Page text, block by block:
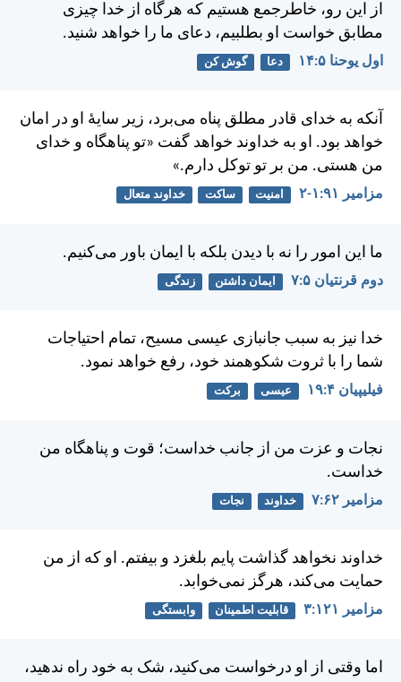
از این رو، خاطرجمع هستيم كه هرگاه از خدا چيزی
مطابق خواست او بطلبيم، دعای ما را خواهد شنيد.
اول يوحنا ۵:‏۱۴ دعا گوش کن
آنكه به خدای قادر مطلق پناه می‌برد، زير سايهٔ او در امان
خواهد بود. او به خداوند خواهد گفت «تو پناهگاه و خدای
من هستی. من بر تو توكل دارم.»
مزامير ۹۱:‏۱-‏۲ امنیت ساکت خداوند متعال
ما اين امور را نه با ديدن بلكه با ايمان باور می‌كنيم.
دوم قرنتیان ۵:‏۷ ایمان داشتن زندگی
خدا نيز به سبب جانبازی عيسی مسيح، تمام احتياجات
شما را با ثروت شكوهمند خود، رفع خواهد نمود.
فيليپیان ۴:‏۱۹ عیسی برکت
نجات و عزت من از جانب خداست؛ قوت و پناهگاه من
خداست.
مزامير ۶۲:‏۷ خداوند نجات
خداوند نخواهد گذاشت پايم بلغزد و بيفتم. او كه از من
حمايت می‌كند، هرگز نمی‌خوابد.
مزامير ۱۲۱:‏۳ قابلیت اطمینان وابستگی
اما وقتی از او درخواست می‌كنيد، شک به خود راه ندهيد،